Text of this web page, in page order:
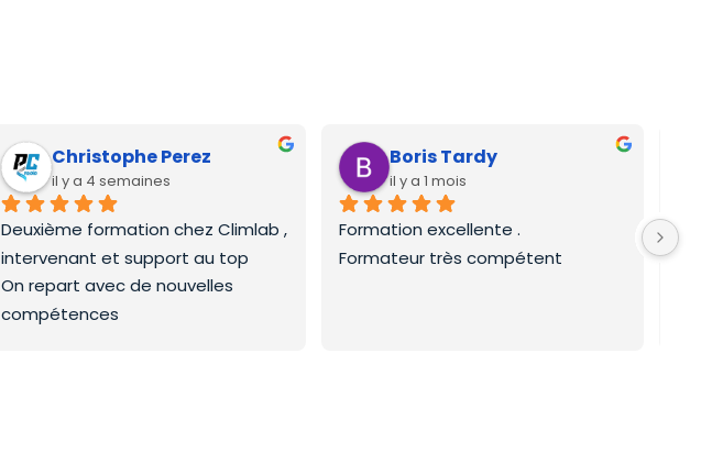
Christophe Perez
il y a 4 semaines
Deuxième formation chez Climlab ,
intervenant et support au top
On repart avec de nouvelles
compétences
Boris Tardy
il y a 1 mois
Formation excellente .
Formateur très compétent